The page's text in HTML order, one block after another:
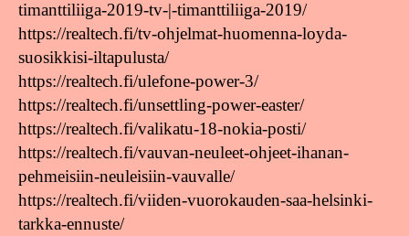
timanttiliiga-2019-tv-|-timanttiliiga-2019/
https://realtech.fi/tv-ohjelmat-huomenna-loyda-
suosikkisi-iltapulusta/
https://realtech.fi/ulefone-power-3/
https://realtech.fi/unsettling-power-easter/
https://realtech.fi/valikatu-18-nokia-posti/
https://realtech.fi/vauvan-neuleet-ohjeet-ihanan-
pehmeisiin-neuleisiin-vauvalle/
https://realtech.fi/viiden-vuorokauden-saa-helsinki-
tarkka-ennuste/